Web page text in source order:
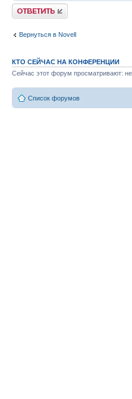
Ответить
Вернуться в Novell
КТО СЕЙЧАС НА КОНФЕРЕНЦИИ
Сейчас этот форум просматривают:
Список форумов